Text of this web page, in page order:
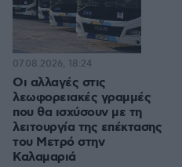
Οι αλλαγές στις
λεωφορειακές γραμμές
που θα ισχύσουν με τη
λειτουργία της επέκτασης
του Μετρό στην
Καλαμαριά
07.08.2026, 18:24